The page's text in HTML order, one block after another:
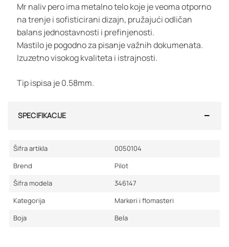
Mr naliv pero ima metalno telo koje je veoma otporno
na trenje i sofisticirani dizajn, pružajući odličan
balans jednostavnosti i prefinjenosti.
Mastilo je pogodno za pisanje važnih dokumenata.
Izuzetno visokog kvaliteta i istrajnosti.
Tip ispisa je 0.58mm.
SPECIFIKACIJE
Šifra artikla
0050104
Brend
Pilot
Šifra modela
346147
Kategorija
Markeri i flomasteri
Boja
Bela